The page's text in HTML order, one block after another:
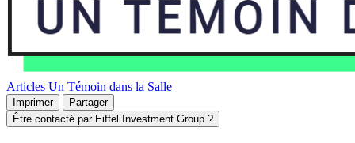
Articles Un Témoin dans la Salle
Imprimer
Partager
Être contacté par Eiffel Investment Group ?